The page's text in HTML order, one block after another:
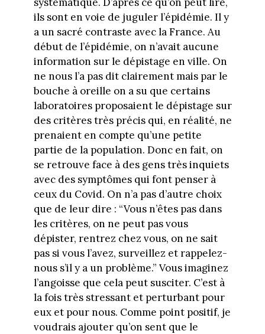
ils sont en voie de juguler l’épidémie. Il y
a un sacré contraste avec la France. Au
début de l’épidémie, on n’avait aucune
information sur le dépistage en ville. On
ne nous l’a pas dit clairement mais par le
bouche à oreille on a su que certains
laboratoires proposaient le dépistage sur
des critères très précis qui, en réalité, ne
prenaient en compte qu’une petite
partie de la population. Donc en fait, on
se retrouve face à des gens très inquiets
avec des symptômes qui font penser à
ceux du Covid. On n’a pas d’autre choix
que de leur dire : “Vous n’êtes pas dans
les critères, on ne peut pas vous
dépister, rentrez chez vous, on ne sait
pas si vous l’avez, surveillez et rappelez-
nous s’il y a un problème.” Vous imaginez
l’angoisse que cela peut susciter. C’est à
la fois très stressant et perturbant pour
eux et pour nous. Comme point positif, je
voudrais ajouter qu’on sent que le